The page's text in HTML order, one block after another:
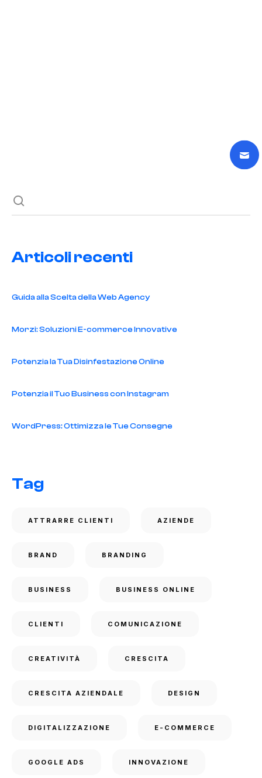
Articoli recenti
Guida alla Scelta della Web Agency
Morzi: Soluzioni E-commerce Innovative
Potenzia la Tua Disinfestazione Online
Potenzia il Tuo Business con Instagram
WordPress: Ottimizza le Tue Consegne
Tag
ATTRARRE CLIENTI AZIENDE
BRAND BRANDING
BUSINESS BUSINESS ONLINE
CLIENTI COMUNICAZIONE
CREATIVITÀ CRESCITA
CRESCITA AZIENDALE DESIGN
DIGITALIZZAZIONE E-COMMERCE
GOOGLE ADS INNOVAZIONE